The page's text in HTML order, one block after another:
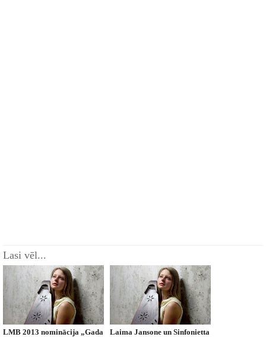
Lasi vēl...
LMB 2013 nominācija „Gada
Laima Jansone un Sinfonietta